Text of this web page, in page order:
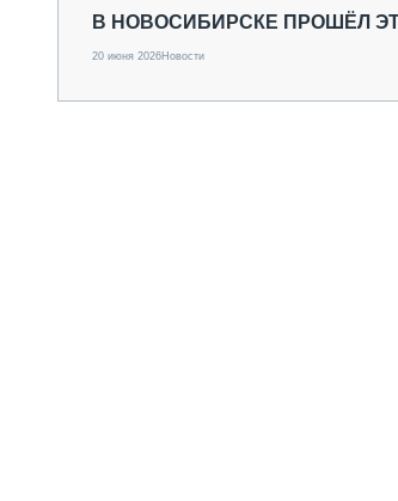
ГРУЗОПЕРЕВОЗКИ
ИСПЫТАТЕЛИ
В НОВОСИБИРСКЕ ПРОШЁЛ
20 июня 2026Новости